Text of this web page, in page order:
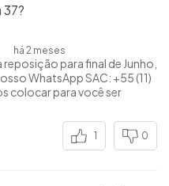
há 2 meses
para final de Junho,
WhatsApp SAC: +55 (11)
colocar para você ser
1 0